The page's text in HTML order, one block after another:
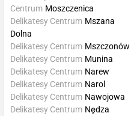
Centrum Moszczenica
Delikatesy Centrum Mszana
Dolna
Delikatesy Centrum Mszczonów
Delikatesy Centrum Munina
Delikatesy Centrum Narew
Delikatesy Centrum Narol
Delikatesy Centrum Nawojowa
Delikatesy Centrum Nędza